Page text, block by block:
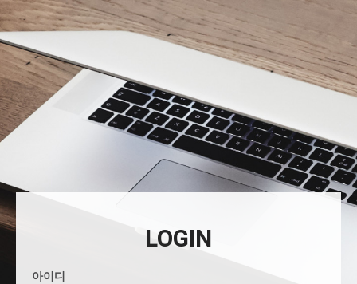
LOGIN
아이디